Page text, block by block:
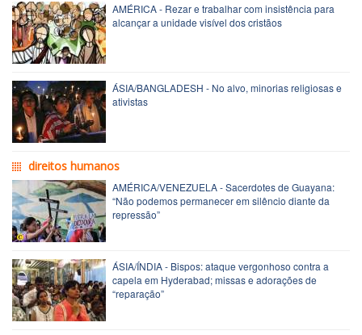
AMÉRICA - Rezar e trabalhar com insistência para
alcançar a unidade visível dos cristãos
ÁSIA/BANGLADESH - No alvo, minorias religiosas e
ativistas
direitos humanos
AMÉRICA/VENEZUELA - Sacerdotes de Guayana:
“Não podemos permanecer em silêncio diante da
repressão”
ÁSIA/ÍNDIA - Bispos: ataque vergonhoso contra a
capela em Hyderabad; missas e adorações de
“reparação”